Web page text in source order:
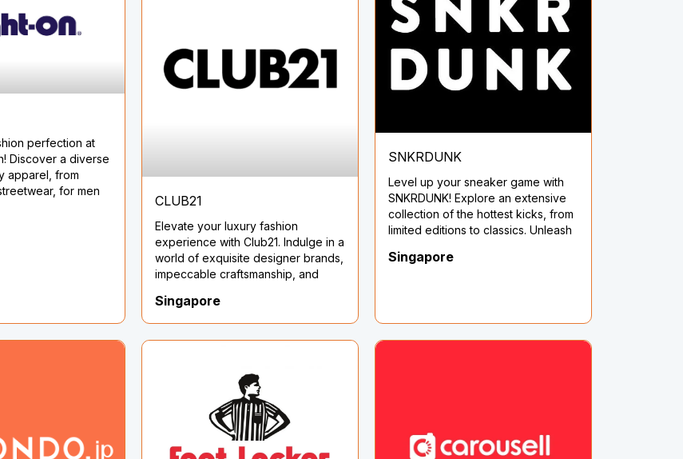
perfection at
Discover a diverse
apparel, from
for men
express your
CLUB21
Elevate your luxury fashion
experience with Club21. Indulge in a
world of exquisite designer brands,
impeccable craftsmanship, and
signature look and immerse
yourself in timeless elegance. Shop
now!
Singapore
SNKRDUNK
Level up your sneaker game with
SNKRDUNK! Explore an extensive
collection of the hottest kicks, from
limited editions to classics. Unleash
confidence. Get your pair now!
Singapore